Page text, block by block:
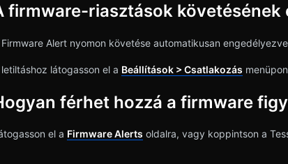
firmware-riasztások követésének
Firmware Alert nyomon követése automatikusan
látogasson el a Beállítások > Csatlakozás
férhet hozzá a firmware
el a Firmware Alerts oldalra, vagy koppintson a